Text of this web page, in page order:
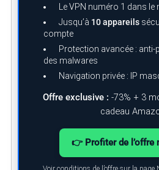
Le VPN numéro 1 dans le
Jusqu’à 10 appareils
compte
Protection avancée :
des malwares
Navigation privée : IP
Offre exclusive : -73% + 3
cadeau
👉 Profiter de l’offre